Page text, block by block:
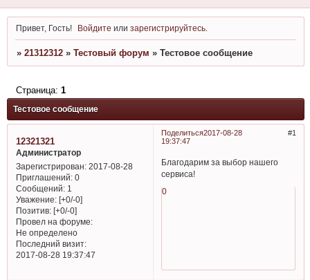
Привет, Гость! Войдите илизарегистрируйтесь
» 21312312 » Тестовый форум » Тестовое сообщение
Тестовое сообщение
Страница: 1
Поделиться 1
2017-08-28
19:37:47
12321321
Администратор
Зарегистрирован: 2017-08-28
Приглашений:0
Сообщений:1
Уважение: [+0/-0]
Позитив: [+0/-0]
Провел на форуме:
Не определено
Последний визит:
2017-08-28 19:37:47
Благодарим за выбор нашего
сервиса!
0